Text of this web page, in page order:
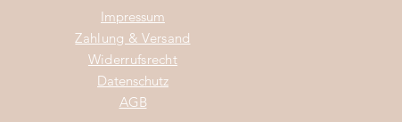
Impressum
Zahlung & Versand
Widerrufsrecht
Datenschutz
AGB